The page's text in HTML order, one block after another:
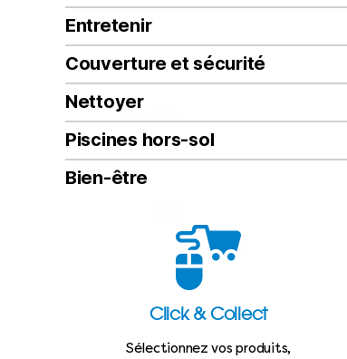
Entretenir
Couverture et sécurité
Nettoyer
Piscines hors-sol
Bien-être
Click & Collect
Sélectionnez vos produits,